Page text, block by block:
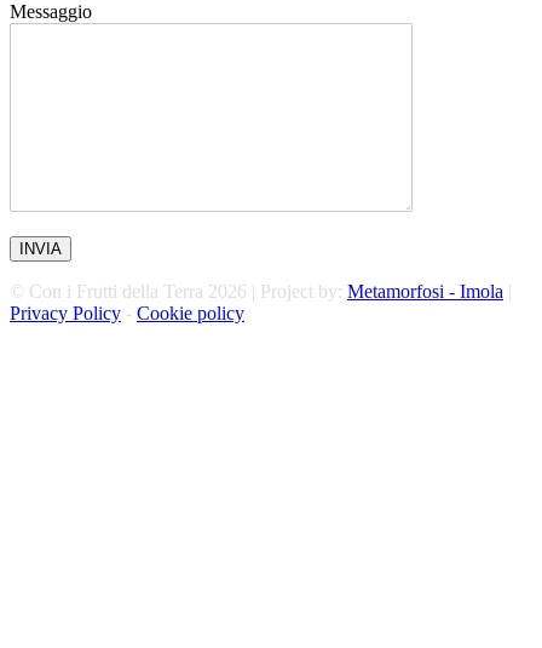
Messaggio
© Con i Frutti della Terra 2026 | Project by: Metamorfosi - Imola |
Privacy Policy - Cookie policy